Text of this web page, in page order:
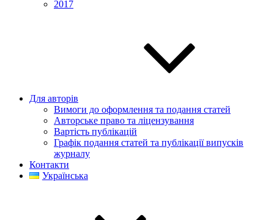
2017
Для авторів
Вимоги до оформлення та подання статей
Авторське право та ліцензування
Вартість публікацій
Графік подання статей та публікації випусків
журналу
Контакти
Українська